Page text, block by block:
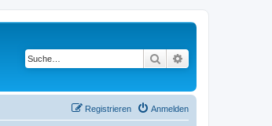
Suche
Anmelden
Registrieren